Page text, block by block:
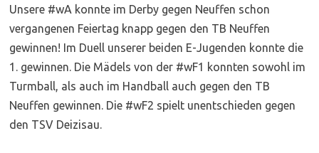
Unsere #wA konnte im Derby gegen Neuffen schon
vergangenen Feiertag knapp gegen den TB Neuffen
gewinnen! Im Duell unserer beiden E-Jugenden konnte die
1. gewinnen. Die Mädels von der #wF1 konnten sowohl im
Turmball, als auch im Handball auch gegen den TB
Neuffen gewinnen. Die #wF2 spielt unentschieden gegen
den TSV Deizisau.